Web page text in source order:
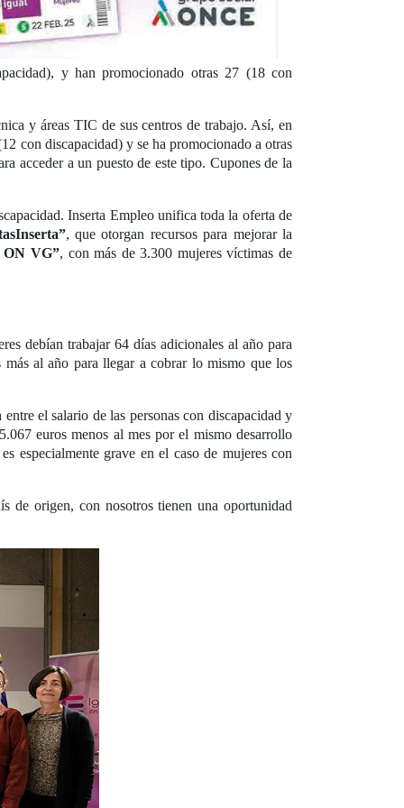
y han promocionado otras 27 (18 con
y áreas TIC de sus centros de trabajo. Así, en
con discapacidad) y se ha promocionado a otras
acceder a un puesto de este tipo. Cupones de la
Inserta Empleo unifica toda la oferta de
, que otorgan recursos para mejorar la
ON VG”, con más de 3.300 mujeres víctimas de
debían trabajar 64 días adicionales al año para
al año para llegar a cobrar lo mismo que los
el salario de las personas con discapacidad y
euros menos al mes por el mismo desarrollo
especialmente grave en el caso de mujeres con
de origen, con nosotros tienen una oportunidad